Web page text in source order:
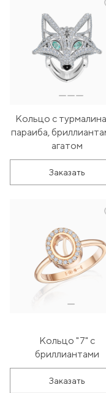
Кольцо с
параиба,
агатом
Заказать
Кольцо "7" с
бриллиантами
Заказать